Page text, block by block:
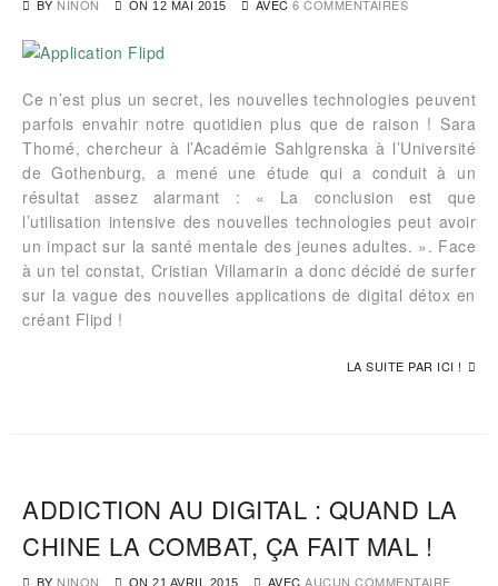
BY NINON ON 12 MAI 2015 AVEC 6 COMMENTAIRES
Ce n’est plus un secret, les nouvelles technologies peuvent
parfois envahir notre quotidien plus que de raison ! Sara
Thomé, chercheur à l’Académie Sahlgrenska à l’Université
de Gothenburg, a mené une étude qui a conduit à un
résultat assez alarmant : « La conclusion est que
l’utilisation intensive des nouvelles technologies peut avoir
un impact sur la santé mentale des jeunes adultes. ». Face
à un tel constat, Cristian Villamarin a donc décidé de surfer
sur la vague des nouvelles applications de digital détox en
créant Flipd !
LA SUITE PAR ICI !
ADDICTION AU DIGITAL : QUAND LA
CHINE LA COMBAT, ÇA FAIT MAL !
BY NINON ON 21 AVRIL 2015 AVEC AUCUN COMMENTAIRE